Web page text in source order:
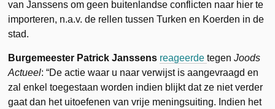
van Janssens om geen buitenlandse conflicten naar hier te
importeren, n.a.v. de rellen tussen Turken en Koerden in de
stad.
Burgemeester Patrick Janssens reageerdetegenJoods
Actueel: “De actie waar u naar verwijst is aangevraagd en
zal enkel toegestaan worden indien blijkt dat ze niet verder
gaat dan het uitoefenen van vrije meningsuiting. Indien het